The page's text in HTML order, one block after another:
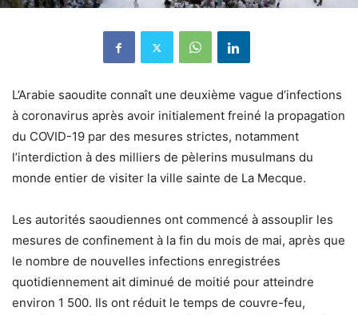
L’Arabie saoudite connaît une deuxième vague d’infections
à coronavirus après avoir initialement freiné la propagation
du COVID-19 par des mesures strictes, notamment
l’interdiction à des milliers de pèlerins musulmans du
monde entier de visiter la ville sainte de La Mecque.
Les autorités saoudiennes ont commencé à assouplir les
mesures de confinement à la fin du mois de mai, après que
le nombre de nouvelles infections enregistrées
quotidiennement ait diminué de moitié pour atteindre
environ 1 500. Ils ont réduit le temps de couvre-feu,